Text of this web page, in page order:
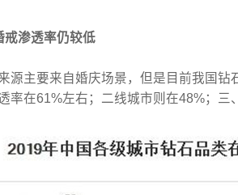
戒渗透率仍较低
源主要来自婚庆场景，但是目前我国
率在61%左右；二线城市则在48%；三